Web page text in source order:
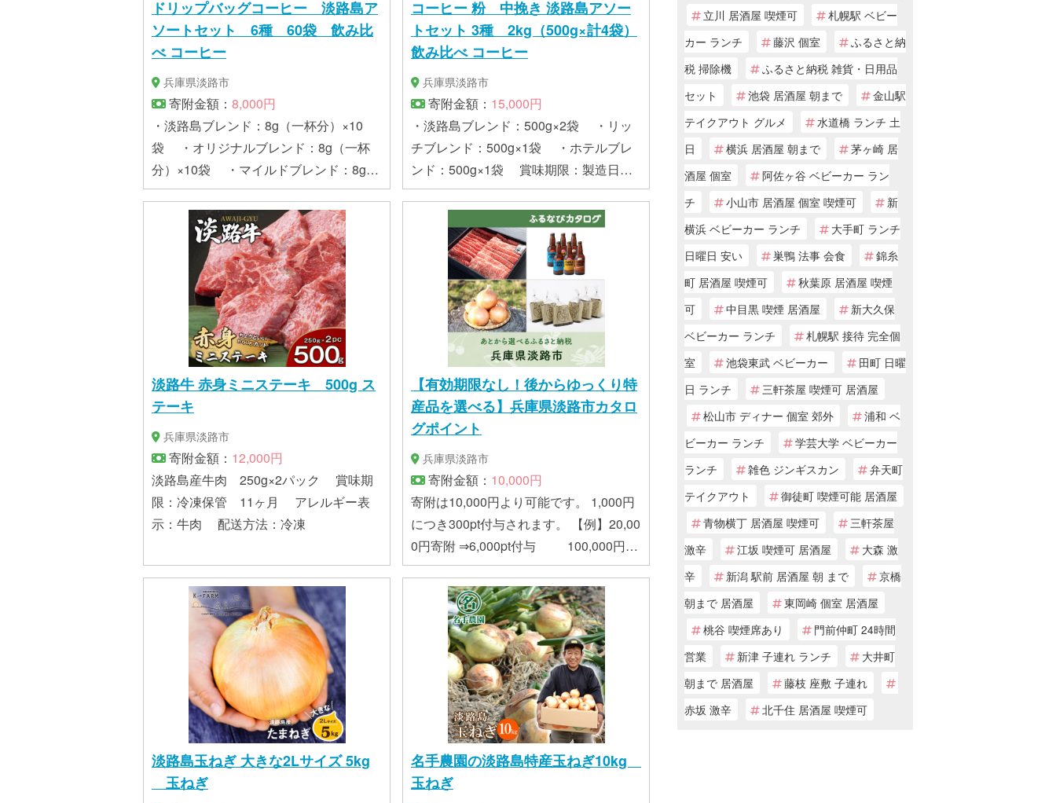
ドリップバッグコーヒー 淡路島ア
ソートセット 6種 60袋 飲み比
べ コーヒー
兵庫県淡路市
寄附金額： 8,000円
・淡路島ブレンド：8g（一杯分）×10
袋 ・オリジナルブレンド：8g（一杯
分）×10袋 ・マイルドブレンド：8g
（一杯分）×10袋 ・スペシャルブレン
ド：8g（一杯分）×10袋 ・リッチブレ
ンド：8g（一杯分）×10袋 ・ホテルブ
レンド：8g（一杯分）×10袋 消味期
限：製造日から365日 配送方法：常温
コーヒー 粉 中挽き 淡路島アソー
トセット 3種 2kg（500g×計4袋）
飲み比べ コーヒー
兵庫県淡路市
寄附金額： 15,000円
・淡路島ブレンド：500g×2袋 ・リッ
チブレンド：500g×1袋 ・ホテルブレ
ンド：500g×1袋 賞味期限：製造日か
ら365日 配送方法：常温
淡路牛 赤身ミニステーキ 500g ス
テーキ
兵庫県淡路市
寄附金額： 12,000円
淡路島産牛肉 250g×2パック 賞味期
限：冷凍保管 11ヶ月 アレルギー表
示：牛肉 配送方法：冷凍
【有効期限なし！後からゆっくり特
産品を選べる】兵庫県淡路市カタロ
グポイント
兵庫県淡路市
寄附金額： 10,000円
寄附は10,000円より可能です。 1,000円
につき300pt付与されます。 【例】20,00
0円寄附 ⇒6,000pt付与 100,000円寄
附⇒30,000pt付与
淡路島玉ねぎ 大きな2Lサイズ 5kg
玉ねぎ
名手農園の淡路島特産玉ねぎ10kg
玉ねぎ
立川 居酒屋 喫煙可
札幌駅 ベビー
カー ランチ
藤沢 個室
ふるさと納
税 掃除機
ふるさと納税 雑貨・日用品
セット
池袋 居酒屋 朝まで
金山駅
テイクアウト グルメ
水道橋 ランチ 土
日
横浜 居酒屋 朝まで
茅ヶ崎 居
酒屋 個室
阿佐ヶ谷 ベビーカー ラン
チ
小山市 居酒屋 個室 喫煙可
新
横浜 ベビーカー ランチ
大手町 ランチ
日曜日 安い
巣鴨 法事 会食
錦糸
町 居酒屋 喫煙可
秋葉原 居酒屋 喫煙
可
中目黒 喫煙 居酒屋
新大久保
ベビーカー ランチ
札幌駅 接待 完全個
室
池袋東武 ベビーカー
田町 日曜
日 ランチ
三軒茶屋 喫煙可 居酒屋
松山市 ディナー 個室 郊外
浦和 ベ
ビーカー ランチ
学芸大学 ベビーカー
ランチ
雑色 ジンギスカン
弁天町
テイクアウト
御徒町 喫煙可能 居酒屋
青物横丁 居酒屋 喫煙可
三軒茶屋
激辛
江坂 喫煙可 居酒屋
大森 激
辛
新潟 駅前 居酒屋 朝 まで
京橋
朝まで 居酒屋
東岡崎 個室 居酒屋
桃谷 喫煙席あり
門前仲町 24時間
営業
新津 子連れ ランチ
大井町
朝まで 居酒屋
藤枝 座敷 子連れ
赤坂 激辛
北千住 居酒屋 喫煙可